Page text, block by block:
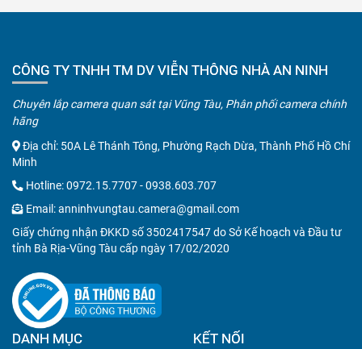
CÔNG TY TNHH TM DV VIỄN THÔNG NHÀ AN NINH
Chuyên lắp camera quan sát tại Vũng Tàu, Phân phối camera chính
hãng
Địa chỉ: 50A Lê Thánh Tông, Phường Rạch Dừa, Thành Phố Hồ Chí
Minh
Hotline:0972.15.7707-0938.603.707
Email:anninhvungtau.camera@gmail.com
Giấy chứng nhận ĐKKD số 3502417547 do Sở Kế hoạch và Đầu tư
tỉnh Bà Rịa-Vũng Tàu cấp ngày 17/02/2020
DANH MỤC KẾT NỐI